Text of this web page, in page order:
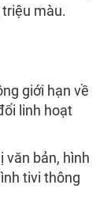
màu.
giới hạn về
linh hoạt
văn bản, hình
tivi thông